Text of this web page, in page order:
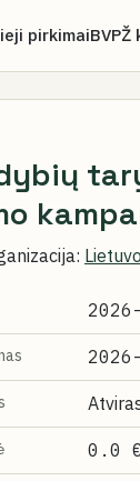
pirkimaiBVPŽ
0.0 €